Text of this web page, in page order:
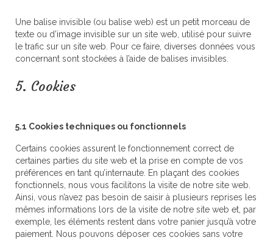
Une balise invisible (ou balise web) est un petit morceau de
texte ou d’image invisible sur un site web, utilisé pour suivre
le trafic sur un site web. Pour ce faire, diverses données vous
concernant sont stockées à l’aide de balises invisibles.
5. Cookies
5.1 Cookies techniques ou fonctionnels
Certains cookies assurent le fonctionnement correct de
certaines parties du site web et la prise en compte de vos
préférences en tant qu’internaute. En plaçant des cookies
fonctionnels, nous vous facilitons la visite de notre site web.
Ainsi, vous n’avez pas besoin de saisir à plusieurs reprises les
mêmes informations lors de la visite de notre site web et, par
exemple, les éléments restent dans votre panier jusqu’à votre
paiement. Nous pouvons déposer ces cookies sans votre